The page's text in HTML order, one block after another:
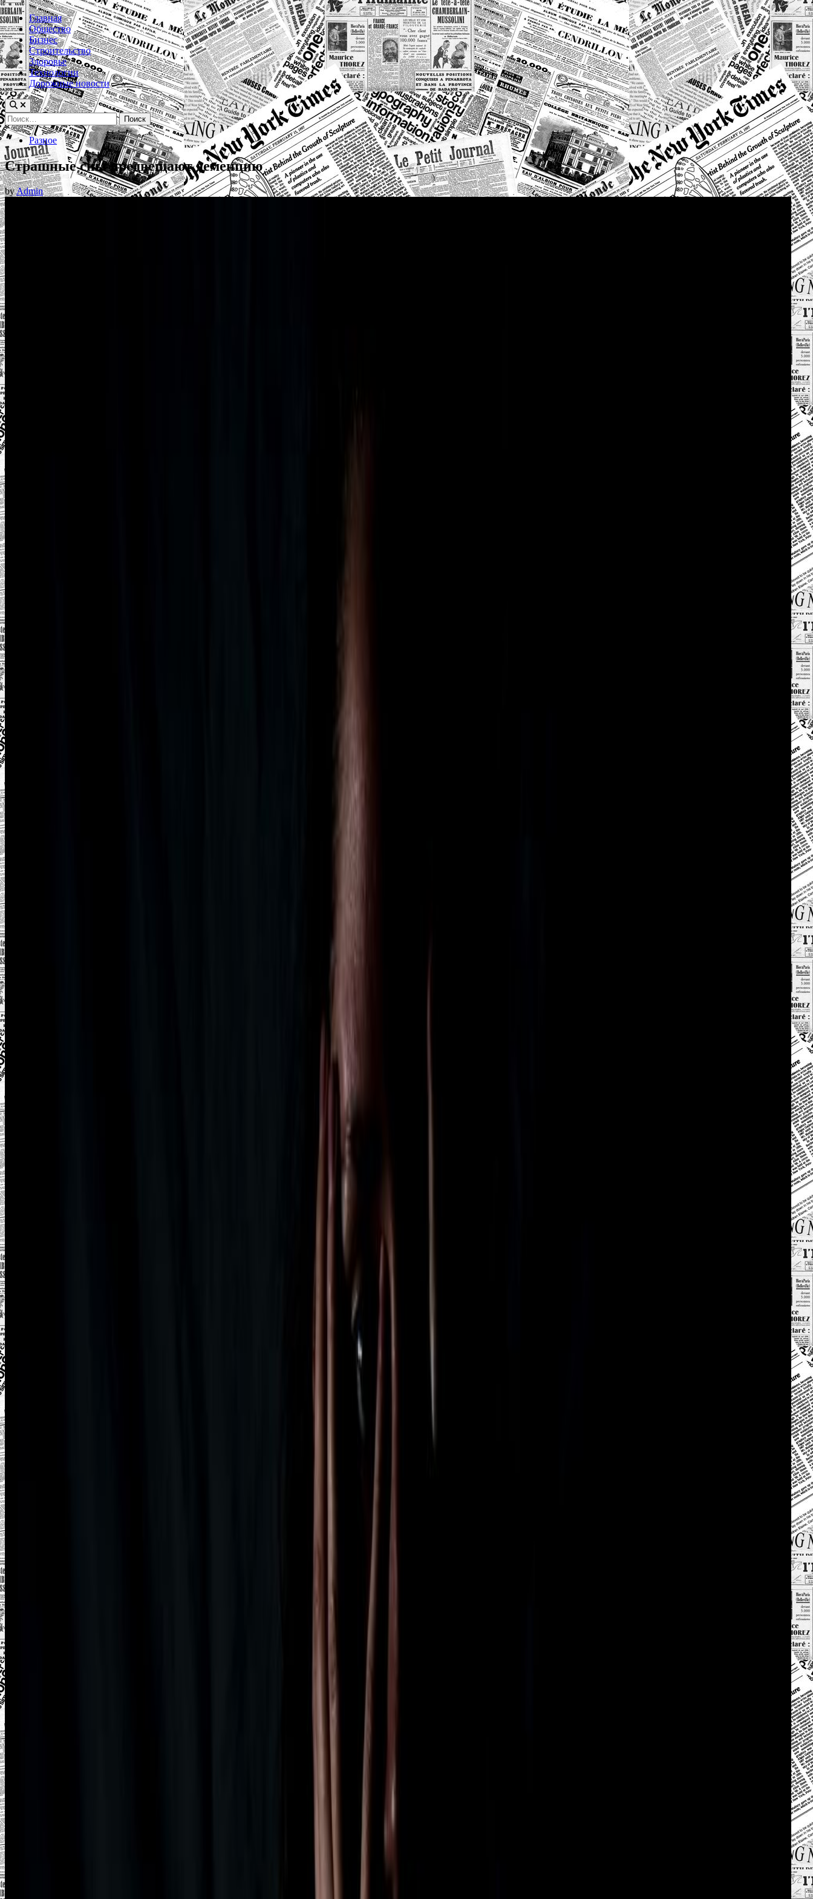
Menu
Главная
Общество
Бизнес
Строительство
Здоровье
Технологии
Дорожные новости
Найти:
Posted
in
Разное
Страшные сны предвещают деменцию
byAdmin